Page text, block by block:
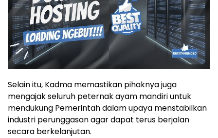
Selain itu, Kadma memastikan pihaknya juga
mengajak seluruh peternak ayam mandiri untuk
mendukung Pemerintah dalam upaya menstabilkan
industri perunggasan agar dapat terus berjalan
secara berkelanjutan.